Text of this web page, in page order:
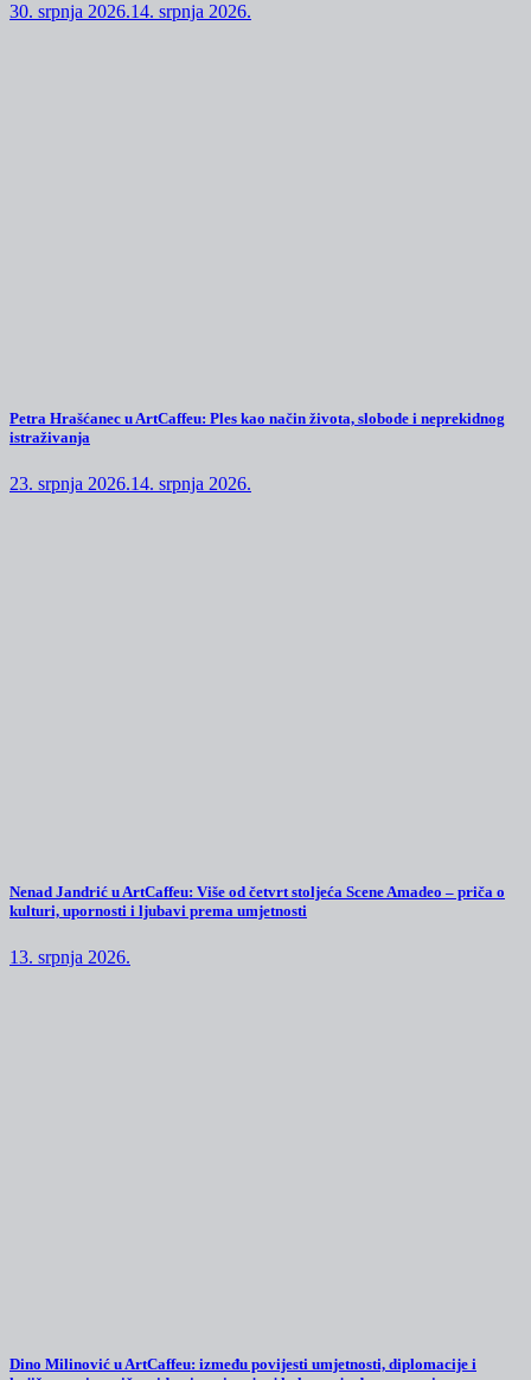
30. srpnja 2026.14. srpnja 2026.
Petra Hrašćanec u ArtCaffeu: Ples kao način života, slobode i neprekidnog
istraživanja
23. srpnja 2026.14. srpnja 2026.
Nenad Jandrić u ArtCaffeu: Više od četvrt stoljeća Scene Amadeo – priča o
kulturi, upornosti i ljubavi prema umjetnosti
13. srpnja 2026.
Dino Milinović u ArtCaffeu: između povijesti umjetnosti, diplomacije i